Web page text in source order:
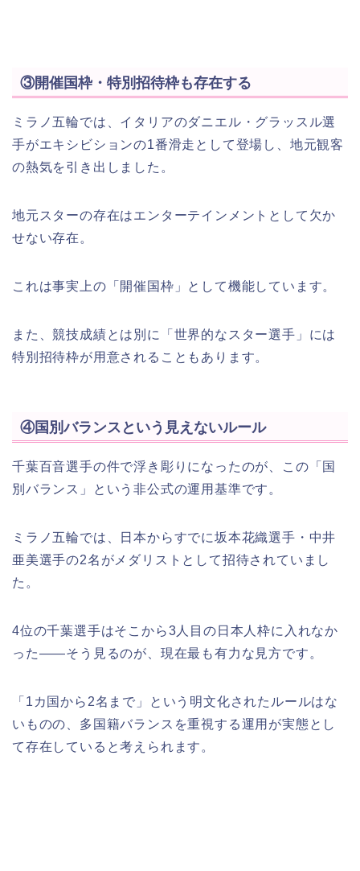
③開催国枠・特別招待枠も存在する
ミラノ五輪では、イタリアのダニエル・グラッスル選
手がエキシビションの1番滑走として登場し、地元観客
の熱気を引き出しました。
地元スターの存在はエンターテインメントとして欠か
せない存在。
これは事実上の「開催国枠」として機能しています。
また、競技成績とは別に「世界的なスター選手」には
特別招待枠が用意されることもあります。
④国別バランスという見えないルール
千葉百音選手の件で浮き彫りになったのが、この「国
別バランス」という非公式の運用基準です。
ミラノ五輪では、日本からすでに坂本花織選手・中井
亜美選手の2名がメダリストとして招待されていまし
た。
4位の千葉選手はそこから3人目の日本人枠に入れなか
った——そう見るのが、現在最も有力な見方です。
「1カ国から2名まで」という明文化されたルールはな
いものの、多国籍バランスを重視する運用が実態とし
て存在していると考えられます。